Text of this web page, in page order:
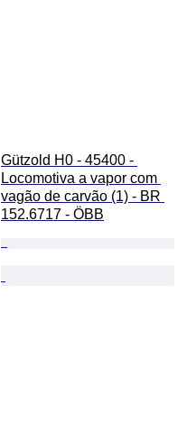
Gützold H0 - 45400 -
Locomotiva a vapor com
vagão de carvão (1) - BR
152.6717 - ÖBB